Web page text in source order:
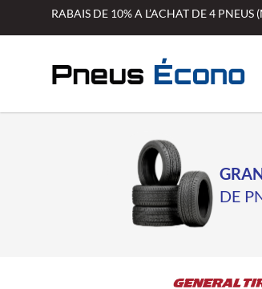
RABAIS DE 10% A L’ACHAT DE 4
DE